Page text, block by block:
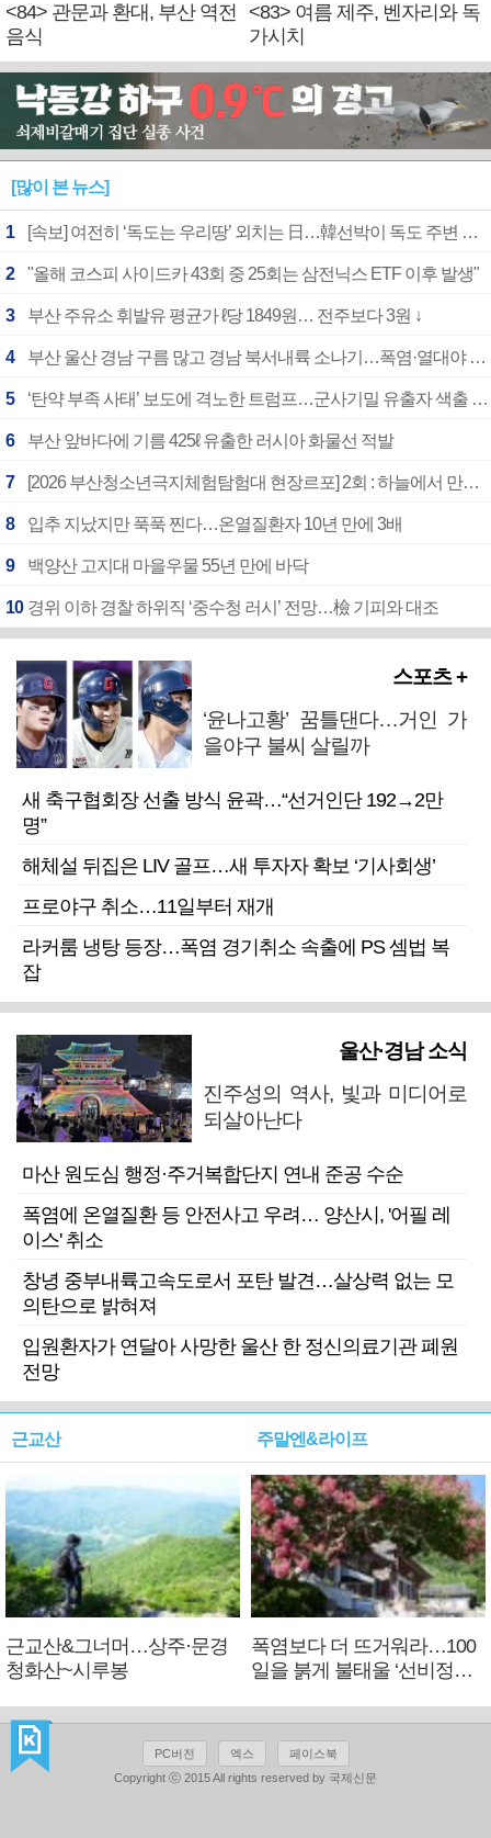
<84> 관문과 환대, 부산 역전
음식
<83> 여름 제주, 벤자리와 독
가시치
[많이 본 뉴스]
1 [속보] 여전히 ‘독도는 우리땅’ 외치는 日…韓선박이 독도 주변 해양조사 활동하자 반발
2 "올해 코스피 사이드카 43회 중 25회는 삼전닉스 ETF 이후 발생"
3 부산 주유소 휘발유 평균가 ℓ당 1849원… 전주보다 3원 ↓
4 부산 울산 경남 구름 많고 경남 북서내륙 소나기…폭염·열대야 계속
5 ‘탄약 부족 사태’ 보도에 격노한 트럼프…군사기밀 유출자 색출 지시
6 부산 앞바다에 기름 425ℓ 유출한 러시아 화물선 적발
7 [2026 부산청소년극지체험탐험대 현장르포] 2회 : 하늘에서 만난 얼음의 나라
8 입추 지났지만 푹푹 찐다…온열질환자 10년 만에 3배
9 백양산 고지대 마을우물 55년 만에 바닥
10 경위 이하 경찰 하위직 ‘중수청 러시’ 전망…檢 기피와 대조
스포츠 +
‘윤나고황’ 꿈틀댄다…거인 가
을야구 불씨 살릴까
새 축구협회장 선출 방식 윤곽…“선거인단 192→2만
명”
해체설 뒤집은 LIV 골프…새 투자자 확보 ‘기사회생’
프로야구 취소…11일부터 재개
라커룸 냉탕 등장…폭염 경기취소 속출에 PS 셈법 복
잡
울산·경남 소식
진주성의 역사, 빛과 미디어로
되살아난다
마산 원도심 행정·주거복합단지 연내 준공 수순
폭염에 온열질환 등 안전사고 우려… 양산시, '어필 레
이스' 취소
창녕 중부내륙고속도로서 포탄 발견…살상력 없는 모
의탄으로 밝혀져
입원환자가 연달아 사망한 울산 한 정신의료기관 폐원
전망
근교산
근교산&그너머…상주·문경
청화산~시루봉
주말엔&라이프
폭염보다 더 뜨거워라…100
일을 붉게 불태울 ‘선비정신’
PC버전 엑스
페이스북
Copyright ⓒ 2015 All rights reserved by 국제신문